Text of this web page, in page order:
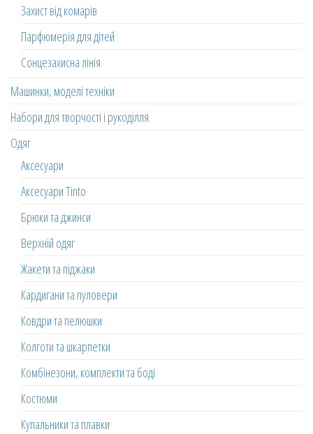
Захист від комарів
Парфюмерія для дітей
Сонцезахисна лінія
Машинки, моделі техніки
Набори для творчості і рукоділля
Одяг
Аксесуари
Аксесуари Tinto
Брюки та джинси
Верхній одяг
Жакети та піджаки
Кардигани та пуловери
Ковдри та пелюшки
Колготи та шкарпетки
Комбінезони, комплекти та боді
Костюми
Купальники та плавки